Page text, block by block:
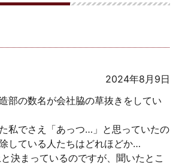
2024年8月9日
部の数名が会社脇の草抜きをしてい
私でさえ「あっつ…」と思っていたの
している人たちはどれほどか…
決まっているのですが、聞いたとこ